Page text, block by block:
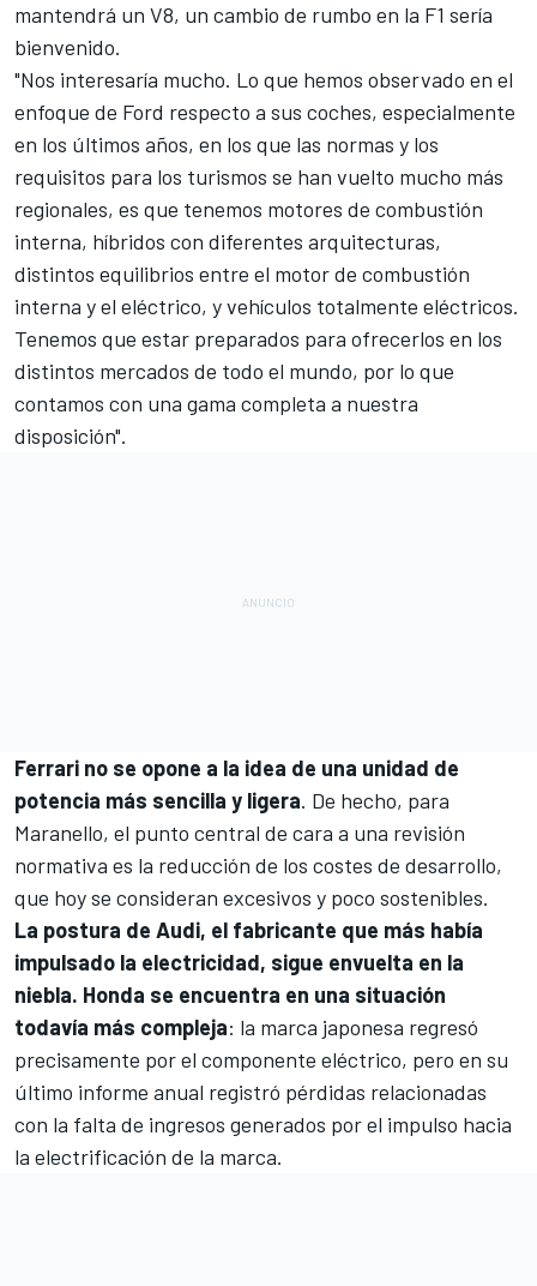
mantendrá un V8, un cambio de rumbo en la F1 sería
bienvenido.
"Nos interesaría mucho. Lo que hemos observado en el
enfoque de Ford respecto a sus coches, especialmente
en los últimos años, en los que las normas y los
requisitos para los turismos se han vuelto mucho más
regionales, es que tenemos motores de combustión
interna, híbridos con diferentes arquitecturas,
distintos equilibrios entre el motor de combustión
interna y el eléctrico, y vehículos totalmente eléctricos.
Tenemos que estar preparados para ofrecerlos en los
distintos mercados de todo el mundo, por lo que
contamos con una gama completa a nuestra
disposición".
Ferrari no se opone a la idea de una unidad de
potencia más sencilla y ligera. De hecho, para
Maranello, el punto central de cara a una revisión
normativa es la reducción de los costes de desarrollo,
que hoy se consideran excesivos y poco sostenibles.
La postura de Audi, el fabricante que más había
impulsado la electricidad, sigue envuelta en la
niebla. Honda se encuentra en una situación
todavía más compleja: la marca japonesa regresó
precisamente por el componente eléctrico, pero en su
último informe anual registró pérdidas relacionadas
con la falta de ingresos generados por el impulso hacia
la electrificación de la marca.